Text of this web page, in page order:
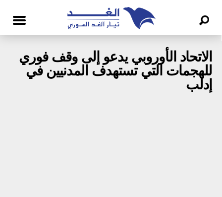
الاتحاد الأوروبي يدعو إلى وقف فوري
للهجمات التي تستهدف المدنيين في
إدلب